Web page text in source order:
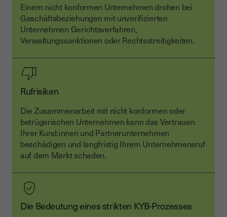
Einem nicht konformen Unternehmen drohen bei
Geschäftsbeziehungen mit unverifizierten
Unternehmen Gerichtsverfahren,
Verwaltungssanktionen oder Rechtsstreitigkeiten.
Rufrisiken
Die Zusammenarbeit mit nicht konformen oder
betrügerischen Unternehmen kann das Vertrauen
Ihrer Kund:innen und Partnerunternehmen
beschädigen und langfristig Ihrem Unternehmensruf
auf dem Markt schaden.
Die Bedeutung eines strikten KYB-Prozesses